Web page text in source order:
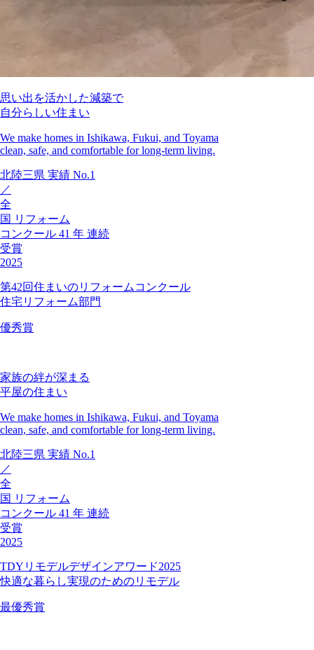
思い出を活かした減築で
自分らしい住まい
We make homes in Ishikawa, Fukui, and Toyama
clean, safe, and comfortable for long-term living.
北陸三県 実績 No.1
／
全
国 リフォーム
コンクール 41 年 連続
受賞
2025
第42回住まいのリフォームコンクール
住宅リフォーム部門
優秀賞
家族の絆が深まる
平屋の住まい
We make homes in Ishikawa, Fukui, and Toyama
clean, safe, and comfortable for long-term living.
北陸三県 実績 No.1
／
全
国 リフォーム
コンクール 41 年 連続
受賞
2025
TDYリモデルデザインアワード2025
快適な暮らし実現のためのリモデル
最優秀賞